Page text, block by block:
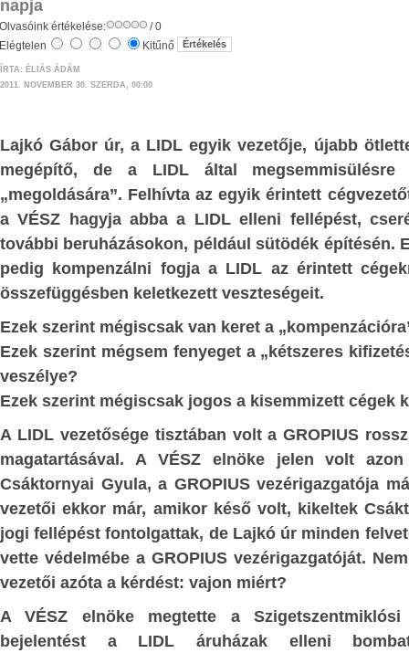
alapjai” című
Nemzeti Hivatala
010001 és
tézisek és
azokról a
amelyek új
lehetnek.
közgazdaságtan
részletesen ki
mértékben
ismertetésére
ESZMEI
:
az erőszakos
; -
létbiztonság és
;-
Ha az április 8-i választáson
annak jövőt meghatározó hordereje
személyes rokon- és ellenszenveink
alacsonyrendű érzelmi kísértéseinken,
bosszúvágyra, kárörvendésre
hajlamainkon, és valóban
utódainknak a jövője
mérlegelnünk.
Elfogulatlanul fel kell tennünk a
akarnak az országgal, kik mit
I. Az illegális migráció és a kötelező
kérdése
Európa országaiban az elmúlt 2-3 év
problémaköre tematizálta.
választók döntésében meghatározó
annak, hogy e témával kapcsolatban
milyen gyakorlatot folytatott, ha
illetve milyen álláspontot
politikai erők, amelyek Európa
történő betelepítésének hívei,
veszteségeket szenvedtek, némelyik
mélypontra zuhant, és még
napja
Olvasóink értékelése:
/ 0
Elégtelen
Kitűnő
ÍRTA: ÉLIÁS ÁDÁM
2011. NOVEMBER 30. SZERDA, 00:00
Lajkó Gábor úr, a LIDL egyik vezetője, újabb
megépítő, de a LIDL által megsemmisülésre
„megoldására”. Felhívta az egyik érintett
a VÉSZ hagyja abba a LIDL elleni fellépést,
további beruházásokon, például sütödék építésén.
pedig kompenzálni fogja a LIDL az érintett
összefüggésben keletkezett veszteségeit.
Ezek szerint mégiscsak van keret a
Ezek szerint mégsem fenyeget a „kétszeres
veszélye?
Ezek szerint mégiscsak jogos a kisemmizett cégek
A LIDL vezetősége tisztában volt a GROPIUS
magatartásával. A VÉSZ elnöke jelen volt
Csáktornyai Gyula, a GROPIUS vezérigazgatója
vezetői ekkor már, amikor késő volt, kikeltek
jogi fellépést fontolgattak, de Lajkó úr minden
vette védelmébe a GROPIUS vezérigazgatóját.
vezetői azóta a kérdést: vajon miért?
A VÉSZ elnöke megtette a Szigetszentmiklósi
bejelentést a LIDL áruházak elleni